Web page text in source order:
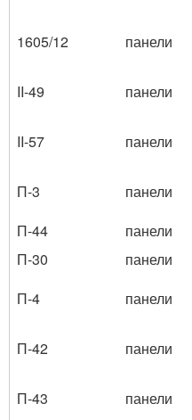
1605/12
панели
II-49
панели
II-57
панели
П-3
панели
П-44
панели
П-30
панели
П-4
панели
П-42
панели
П-43
панели